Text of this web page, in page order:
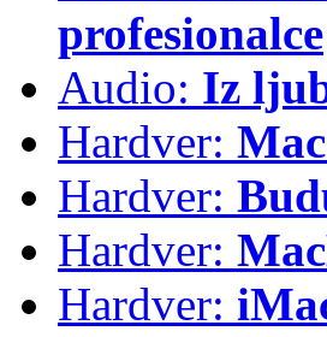
profesionalce
Audio: Iz
Hardver:
Hardver:
Hardver:
Hardver: